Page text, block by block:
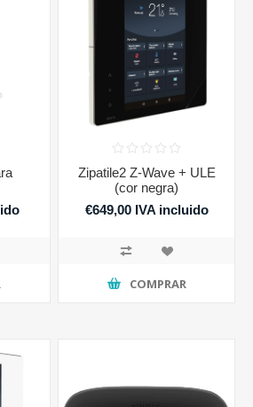
Zipatile2 Z-Wave + ULE
(cor negra)
€649,00 IVA incluido
COMPRAR